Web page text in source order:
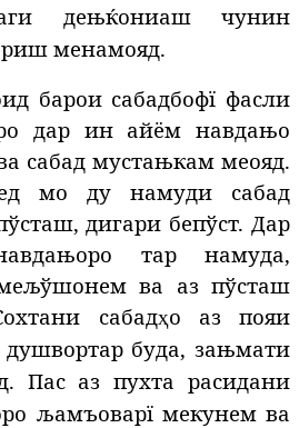
дењќониаш чунин
менамояд.
барои сабадбофї фасли
дар ин айём навдањо
сабад мустањкам меояд.
мо ду намуди сабад
дигари бепўст. Дар
тар намуда,
ва аз пўсташ
сабадҳо аз пояи
буда, зањмати
Пас аз пухта расидани
љамъоварї мекунем ва